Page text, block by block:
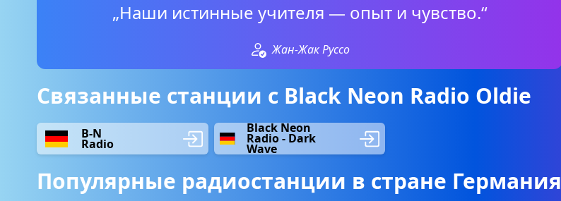
„Наши истинные учителя — опыт и чувство.“
Жан-Жак Руссо
Связанные станции с Black Neon Radio Oldie
B-N
Radio
Black Neon
Radio - Dark
Wave
Популярные радиостанции в стране Германия